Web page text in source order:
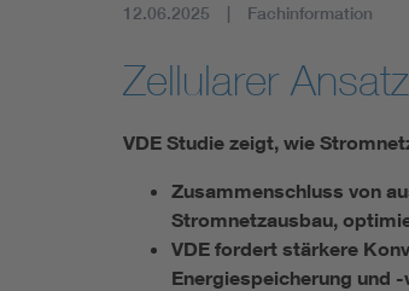
12.06.2025 Fachinformation
Zellularer Ansatz
VDE Studie zeigt, wie
Zusammenschluss von
Stromnetzausbau,
VDE fordert stärkere
Energiespeicherung und